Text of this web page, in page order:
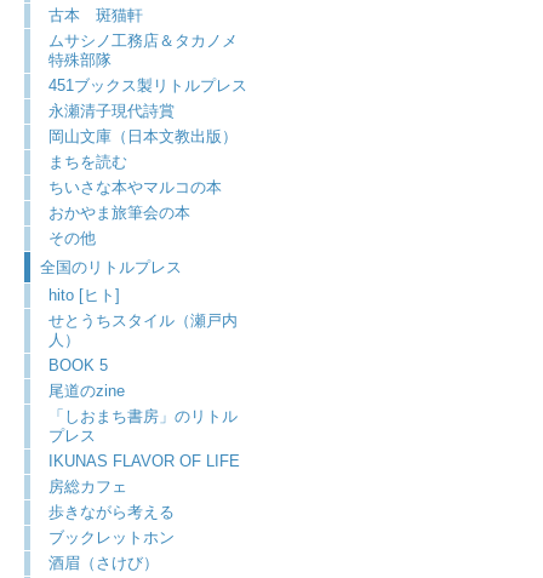
古本 斑猫軒
ムサシノ工務店＆タカノメ
特殊部隊
451ブックス製リトルプレス
永瀬清子現代詩賞
岡山文庫（日本文教出版）
まちを読む
ちいさな本やマルコの本
おかやま旅筆会の本
その他
全国のリトルプレス
hito [ヒト]
せとうちスタイル（瀬戸内
人）
BOOK 5
尾道のzine
「しおまち書房」のリトル
プレス
IKUNAS FLAVOR OF LIFE
房総カフェ
歩きながら考える
ブックレットホン
酒眉（さけび）